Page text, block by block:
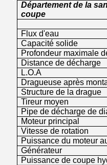
Département de la
coupe
Flux d'eau
Capacité solide
Profondeur maximale
Distance de décharge
L.O.A
Dragueuse après
Structure de la drague
Tireur moyen
Pipe de décharge de
Moteur principal
Vitesse de rotation
Puissance du moteur
Générateur
Puissance de coupe